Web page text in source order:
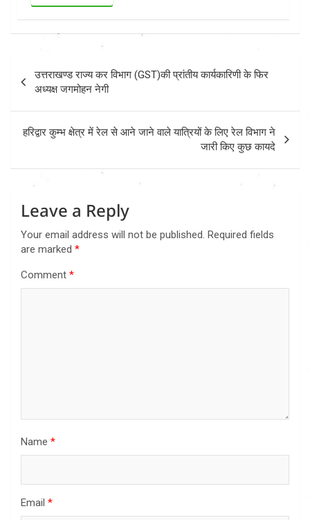
navigation
उत्तराखण्ड राज्य कर विभाग (GST)की प्रांतीय कार्यकारिणी के फिर
अध्यक्ष जगमोहन नेगी
हरिद्वार कुम्भ क्षेत्र में रेल से आने जाने वाले यात्रियों के लिए रेल विभाग ने
जारी किए कुछ कायदे
Leave a Reply
Your email address will not be published. Required fields
are marked *
Comment *
Name *
Email *